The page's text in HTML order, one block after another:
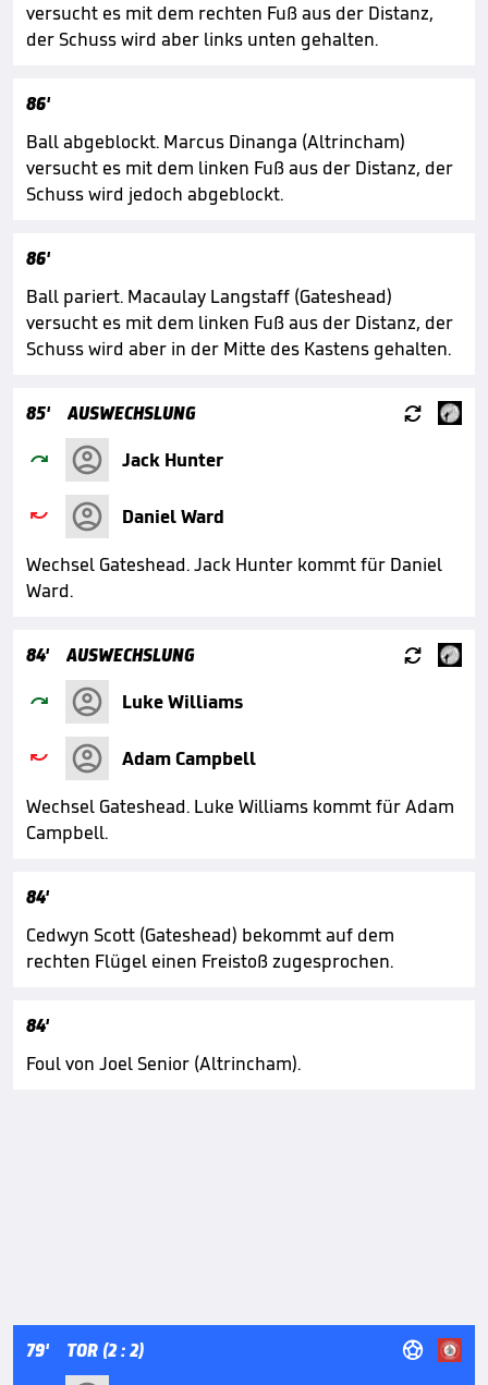
versucht es mit dem rechten Fuß aus der Distanz,
der Schuss wird aber links unten gehalten.
86'
Ball abgeblockt. Marcus Dinanga (Altrincham)
versucht es mit dem linken Fuß aus der Distanz, der
Schuss wird jedoch abgeblockt.
86'
Ball pariert. Macaulay Langstaff (Gateshead)
versucht es mit dem linken Fuß aus der Distanz, der
Schuss wird aber in der Mitte des Kastens gehalten.
85' AUSWECHSLUNG 
 Jack Hunter

Daniel Ward
Wechsel Gateshead. Jack Hunter kommt für Daniel
Ward.
84' AUSWECHSLUNG 
 Luke Williams

Adam Campbell
Wechsel Gateshead. Luke Williams kommt für Adam
Campbell.
84'
Cedwyn Scott (Gateshead) bekommt auf dem
rechten Flügel einen Freistoß zugesprochen.
84'
Foul von Joel Senior (Altrincham).
79' TOR (2 : 2) 